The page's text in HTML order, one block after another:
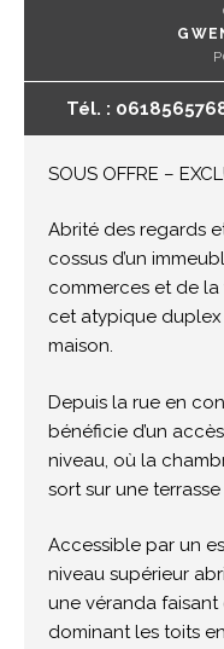
Tél. :
SOUS OFFRE –
Abrité des regards
cossus d’un
commerces et de
cet atypique duplex
maison.
Depuis la rue en
bénéficie d’un
niveau, où la
sort sur une
Accessible par un
niveau supérieur
une véranda
dominant les toits